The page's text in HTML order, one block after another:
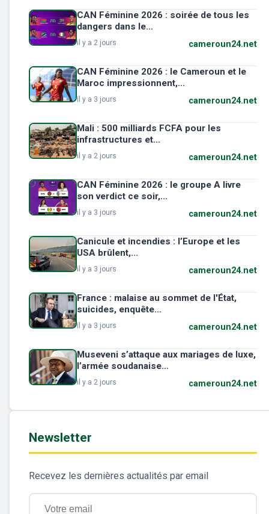
CAN Féminine 2026 : soirée de tous les
dangers dans le...
il y a 2 jours cameroun24.net
CAN Féminine 2026 : le Cameroun et le
Maroc impressionnent,...
il y a 3 jours cameroun24.net
Mali : 500 milliards FCFA pour les
infrastructures et...
il y a 2 jours cameroun24.net
CAN Féminine 2026 : le groupe A livre
son verdict ce soir,...
il y a 3 jours cameroun24.net
Canicule et incendies : l’Europe et les
USA brûlent,...
il y a 3 jours cameroun24.net
France : malaise au sommet de l'État,
suicides, enquête...
il y a 3 jours cameroun24.net
Museveni s’attaque aux mariages de luxe,
l’armée soudanaise...
il y a 2 jours cameroun24.net
Newsletter
Recevez les dernières actualités par email